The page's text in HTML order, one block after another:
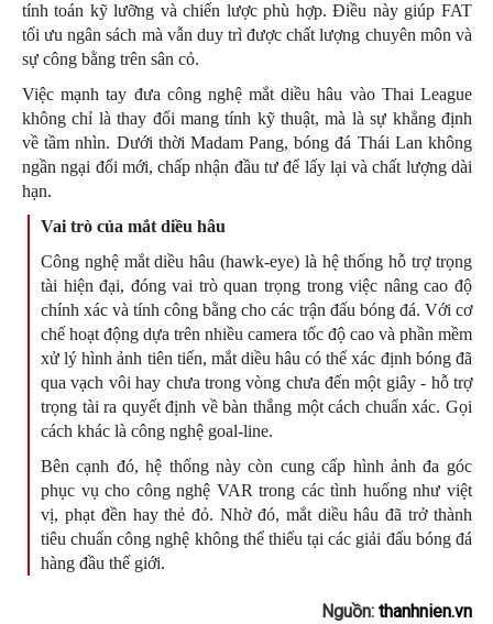
tính toán kỹ lưỡng và chiến lược phù hợp. Điều này giúp FAT
tối ưu ngân sách mà vẫn duy trì được chất lượng chuyên môn và
sự công bằng trên sân cỏ.
Việc mạnh tay đưa công nghệ mắt diều hâu vào Thai League
không chỉ là thay đổi mang tính kỹ thuật, mà là sự khẳng định
về tầm nhìn. Dưới thời Madam Pang, bóng đá Thái Lan không
ngần ngại đổi mới, chấp nhận đầu tư để lấy lại và chất lượng dài
hạn.
Vai trò của mắt diều hâu
Công nghệ mắt diều hâu (hawk-eye) là hệ thống hỗ trợ trọng
tài hiện đại, đóng vai trò quan trọng trong việc nâng cao độ
chính xác và tính công bằng cho các trận đấu bóng đá. Với cơ
chế hoạt động dựa trên nhiều camera tốc độ cao và phần mềm
xử lý hình ảnh tiên tiến, mắt diều hâu có thể xác định bóng đã
qua vạch vôi hay chưa trong vòng chưa đến một giây - hỗ trợ
trọng tài ra quyết định về bàn thắng một cách chuẩn xác. Gọi
cách khác là công nghệ goal-line.
Bên cạnh đó, hệ thống này còn cung cấp hình ảnh đa góc
phục vụ cho công nghệ VAR trong các tình huống như việt
vị, phạt đền hay thẻ đỏ. Nhờ đó, mắt diều hâu đã trở thành
tiêu chuẩn công nghệ không thể thiếu tại các giải đấu bóng đá
hàng đầu thế giới.
Nguồn: thanhnien.vn